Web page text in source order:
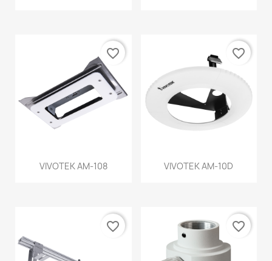
VIVOTEK AM-108
favorite_border
VIVOTEK AM-10D
favorite_border
favorite_border favorite_border